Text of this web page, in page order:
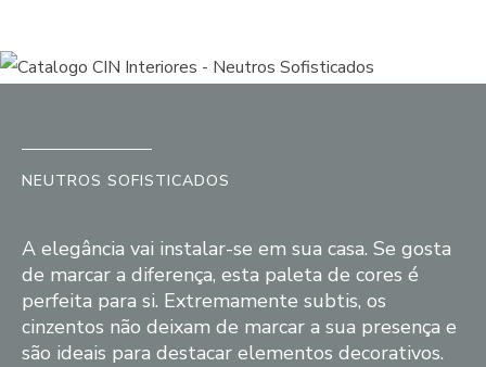
NEUTROS SOFISTICADOS
A elegância vai instalar-se em sua casa. Se gosta
de marcar a diferença, esta paleta de cores é
perfeita para si. Extremamente subtis, os
cinzentos não deixam de marcar a sua presença e
são ideais para destacar elementos decorativos.